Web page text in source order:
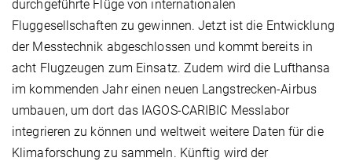
durchgeführte Flüge von internationalen
Fluggesellschaften zu gewinnen. Jetzt ist die Entwicklung
der Messtechnik abgeschlossen und kommt bereits in
acht Flugzeugen zum Einsatz. Zudem wird die Lufthansa
im kommenden Jahr einen neuen Langstrecken-Airbus
umbauen, um dort das IAGOS-CARIBIC Messlabor
integrieren zu können und weltweit weitere Daten für die
Klimaforschung zu sammeln. Künftig wird der